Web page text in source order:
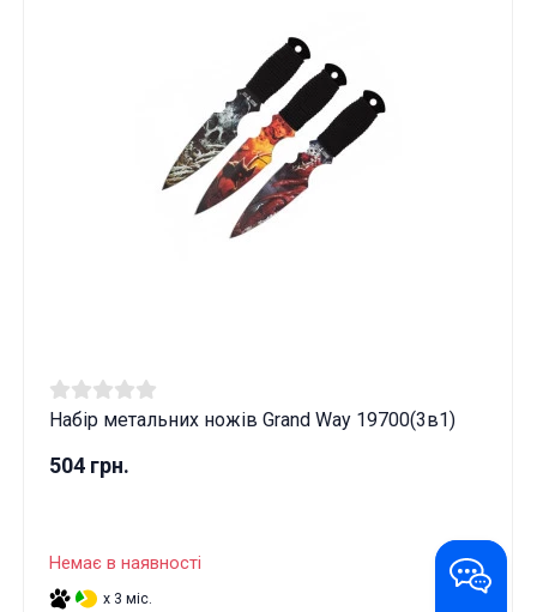
Набір метальних ножів Grand Way 19700(3в1)
504 грн.
Немає в наявності
x 3 міс.